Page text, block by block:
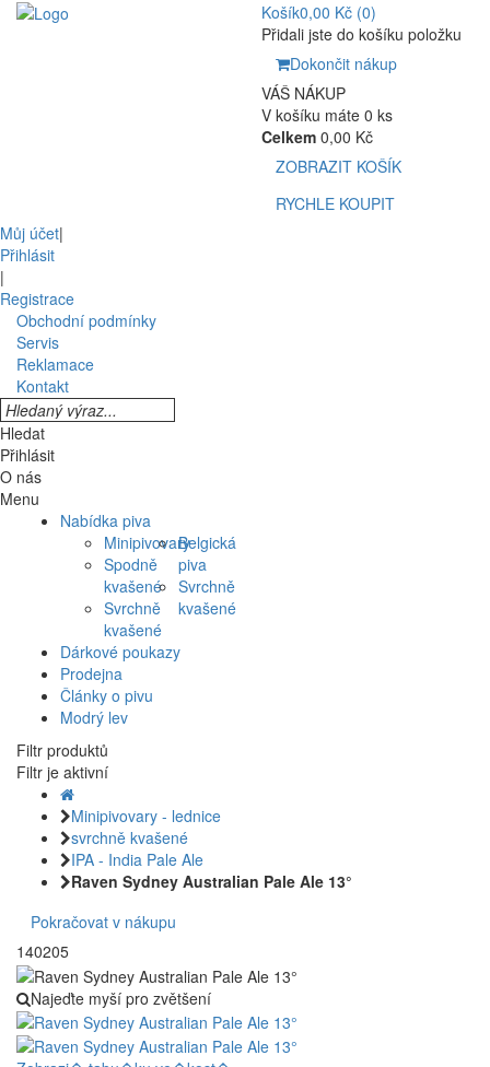
Košík0,00 Kč (0)
Přidali jste do košíku položku
Dokončit nákup
VÁŠ NÁKUP
V košíku máte 0 ks
Celkem 0,00 Kč
ZOBRAZIT KOŠÍK
RYCHLE KOUPIT
Můj účet|
Přihlásit
|
Registrace
Obchodní podmínky
Servis
Reklamace
Kontakt
Hledat
Přihlásit
O nás
Menu
Nabídka piva
Minipivovary
Spodně
kvašené
Svrchně
kvašené
Belgická
piva
Svrchně
kvašené
Dárkové poukazy
Prodejna
Články o pivu
Modrý lev
Filtr produktů
Filtr je aktivní
Minipivovary - lednice
svrchně kvašené
IPA - India Pale Ale
Raven Sydney Australian Pale Ale 13°
Pokračovat v nákupu
140205
Najeďte myší pro zvětšení